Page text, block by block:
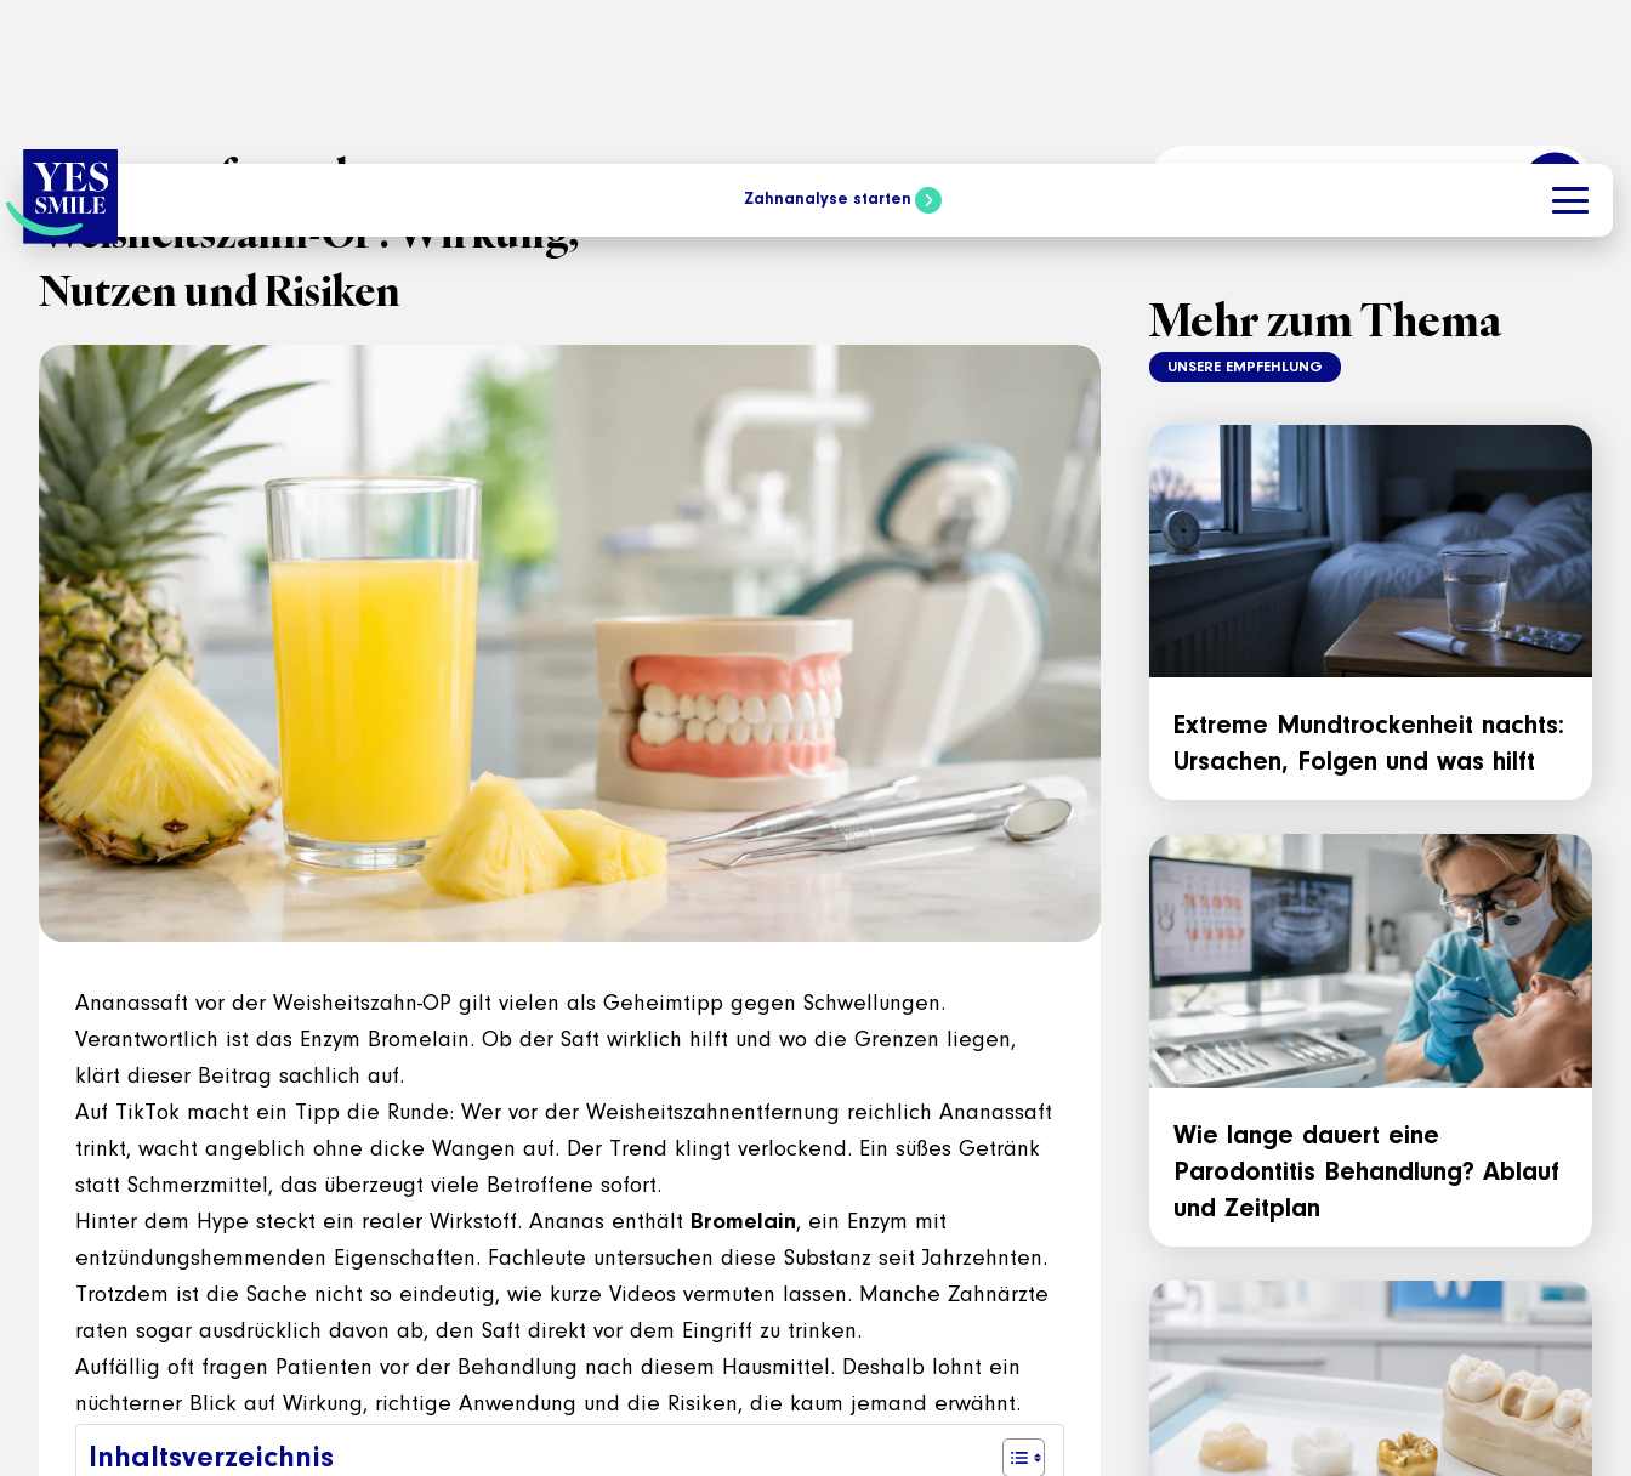
Zahnanalyse starten
Ananassaft vor der
Weisheitszahn-OP: Wirkung,
Nutzen und Risiken
Ananassaft vor der Weisheitszahn-OP gilt vielen als Geheimtipp gegen Schwellungen.
Verantwortlich ist das Enzym Bromelain. Ob der Saft wirklich hilft und wo die Grenzen liegen,
klärt dieser Beitrag sachlich auf.
Auf TikTok macht ein Tipp die Runde: Wer vor der Weisheitszahnentfernung reichlich Ananassaft
trinkt, wacht angeblich ohne dicke Wangen auf. Der Trend klingt verlockend. Ein süßes Getränk
statt Schmerzmittel, das überzeugt viele Betroffene sofort.
Hinter dem Hype steckt ein realer Wirkstoff. Ananas enthält Bromelain, ein Enzym mit
entzündungshemmenden Eigenschaften. Fachleute untersuchen diese Substanz seit Jahrzehnten.
Trotzdem ist die Sache nicht so eindeutig, wie kurze Videos vermuten lassen. Manche Zahnärzte
raten sogar ausdrücklich davon ab, den Saft direkt vor dem Eingriff zu trinken.
Auffällig oft fragen Patienten vor der Behandlung nach diesem Hausmittel. Deshalb lohnt ein
nüchterner Blick auf Wirkung, richtige Anwendung und die Risiken, die kaum jemand erwähnt.
Inhaltsverzeichnis
➜
Mehr zum Thema
UNSERE EMPFEHLUNG
Extreme Mundtrockenheit nachts:
Ursachen, Folgen und was hilft
Wie lange dauert eine
Parodontitis Behandlung? Ablauf
und Zeitplan